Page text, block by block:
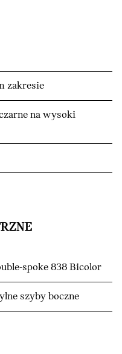
zakresie
na wysoki
spoke 838 Bicolor
szyby boczne